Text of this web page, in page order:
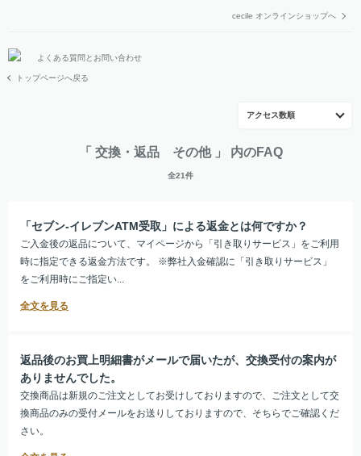
cecile オンラインショップへ
よくある質問とお問い合わせ
トップページへ戻る
アクセス数順
「 交換・返品 その他 」 内のFAQ
全21件
「セブン-イレブンATM受取」による返金とは何ですか？
ご入金後の返品について、マイページから「引き取りサービス」をご利用
時に指定できる返金方法です。 ※弊社入金確認に「引き取りサービス」
をご利用時にご指定い...
返品後のお買上明細書がメールで届いたが、交換受付の案内が
ありませんでした。
交換商品は新規のご注文としてお受けしておりますので、ご注文として交
換商品のみの受付メールをお送りしておりますので、そちらでご確認くだ
さい。